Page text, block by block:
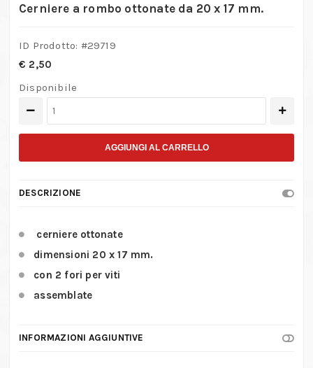
Cerniere a rombo ottonate da 20 x 17 mm.
ID Prodotto: #29719
€ 2,50
Disponibile
Cerniere
ottonate
20
17
mm.
quantità
AGGIUNGI AL CARRELLO
DESCRIZIONE
cerniere ottonate
dimensioni 20 x 17 mm.
con 2 fori per viti
assemblate
INFORMAZIONI AGGIUNTIVE